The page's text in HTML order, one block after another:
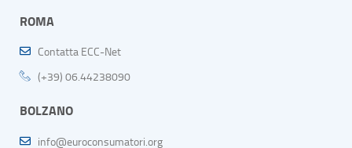
ROMA
Contatta ECC-Net
(+39) 06.44238090
BOLZANO
info@euroconsumatori.org